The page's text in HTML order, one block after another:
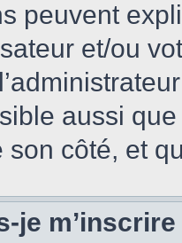
peuvent
et/ou
aussi
côté, et
je